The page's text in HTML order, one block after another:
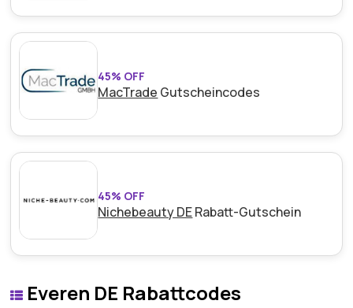
45% OFF
MacTrade Gutscheincodes
45% OFF
Nichebeauty DERabatt-Gutschein
Everen DE Rabattcodes